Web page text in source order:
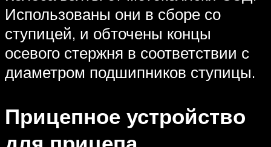
Использованы они в сборе со
ступицей, и обточены концы
осевого стержня в соответствии с
диаметром подшипников ступицы.
Прицепное устройство